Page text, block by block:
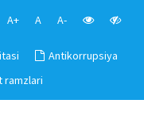
A+ A A-
Antikorrupsiya
ramzlari